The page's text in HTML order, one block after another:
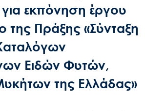
για εκπόνηση έργου
της Πράξης «Σύνταξη
Ειδών Φυτών,
της Ελλάδας»